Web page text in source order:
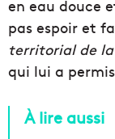
en eau douce
pas espoir et
territorial de
qui lui a
À lire aussi